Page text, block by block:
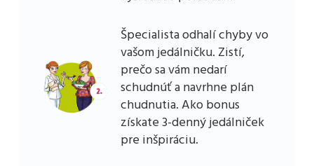
Špecialista odhalí chyby vo
vašom jedálničku. Zistí,
prečo sa vám nedarí
schudnúť a navrhne plán
chudnutia. Ako bonus
získate 3-denný jedálniček
pre inšpiráciu.